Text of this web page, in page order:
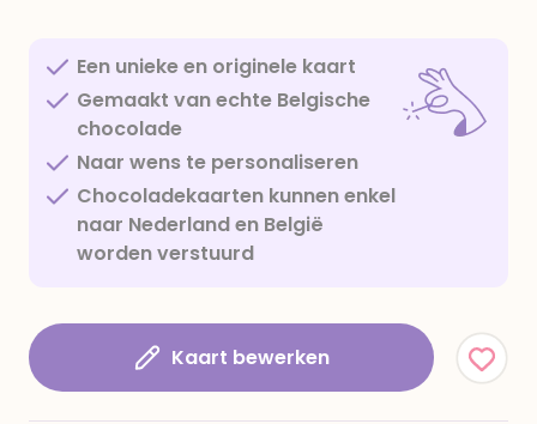
Een unieke en originele kaart
Gemaakt van echte Belgische
chocolade
Naar wens te personaliseren
Chocoladekaarten kunnen enkel
naar Nederland en België
worden verstuurd
Kaart bewerken